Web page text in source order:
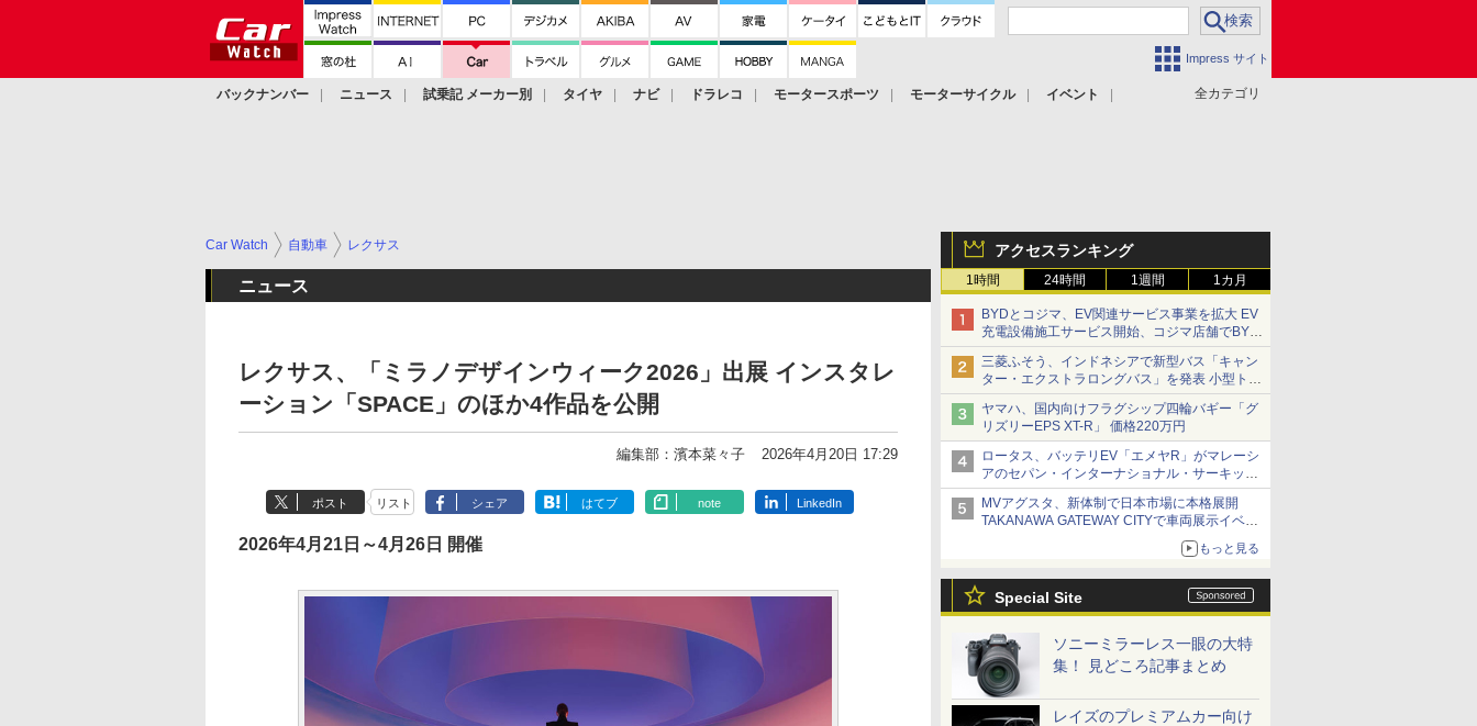
Impress サイト
全カテゴリ
バックナンバー ニュース 試乗記 メーカー別 タイヤ ナビ ドラレコ モータースポーツ モーターサイクル
イベント
アクセスランキング
1時間 24時間 1週間 1カ月
BYDとコジマ、EV関連サービス事業を拡大 EV
充電設備施工サービス開始、コジマ店舗でBYD
車の展示・試乗イベントを強化
三菱ふそう、インドネシアで新型バス「キャン
ター・エクストラロングバス」を発表 小型トラ
ックベースの観光・旅客輸送向けバス
ヤマハ、国内向けフラグシップ四輪バギー「グ
リズリーEPS XT-R」 価格220万円
ロータス、バッテリEV「エメヤR」がマレーシ
アのセパン・インターナショナル・サーキット
のBEV最速タイムを樹立
MVアグスタ、新体制で日本市場に本格展開
TAKANAWA GATEWAY CITYで車両展示イベン
もっと見る
Special Site
ソニーミラーレス一眼の大特
集！ 見どころ記事まとめ
レイズのプレミアムカー向け
Car Watch 自動車 レクサス
ニュース
レクサス、「ミラノデザインウィーク2026」出展 インスタレ
ーション「SPACE」のほか4作品を公開
編集部：濱本菜々子 2026年4月20日 17:29
ポスト リスト シェア はてブ note LinkedIn
2026年4月21日～4月26日 開催